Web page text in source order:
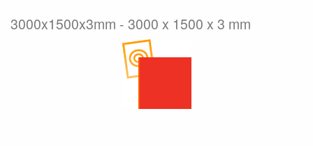
3000x1500x3mm 3000 x 1500 x 3 mm